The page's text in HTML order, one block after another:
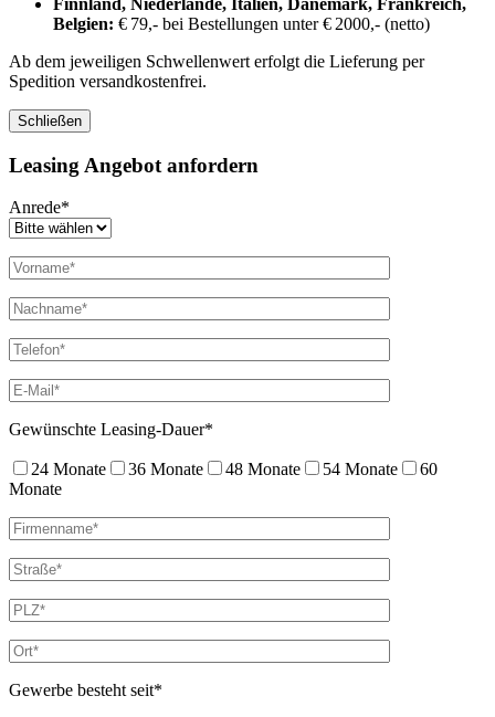
Finnland, Niederlande, Italien, Dänemark, Frankreich,
Belgien: € 79,- bei Bestellungen unter € 2000,- (netto)
Ab dem jeweiligen Schwellenwert erfolgt die Lieferung per
Spedition versandkostenfrei.
Schließen
Leasing Angebot anfordern
Anrede*
Gewünschte Leasing-Dauer*
24 Monate 36 Monate 48 Monate 54 Monate
60
Monate
Gewerbe besteht seit*